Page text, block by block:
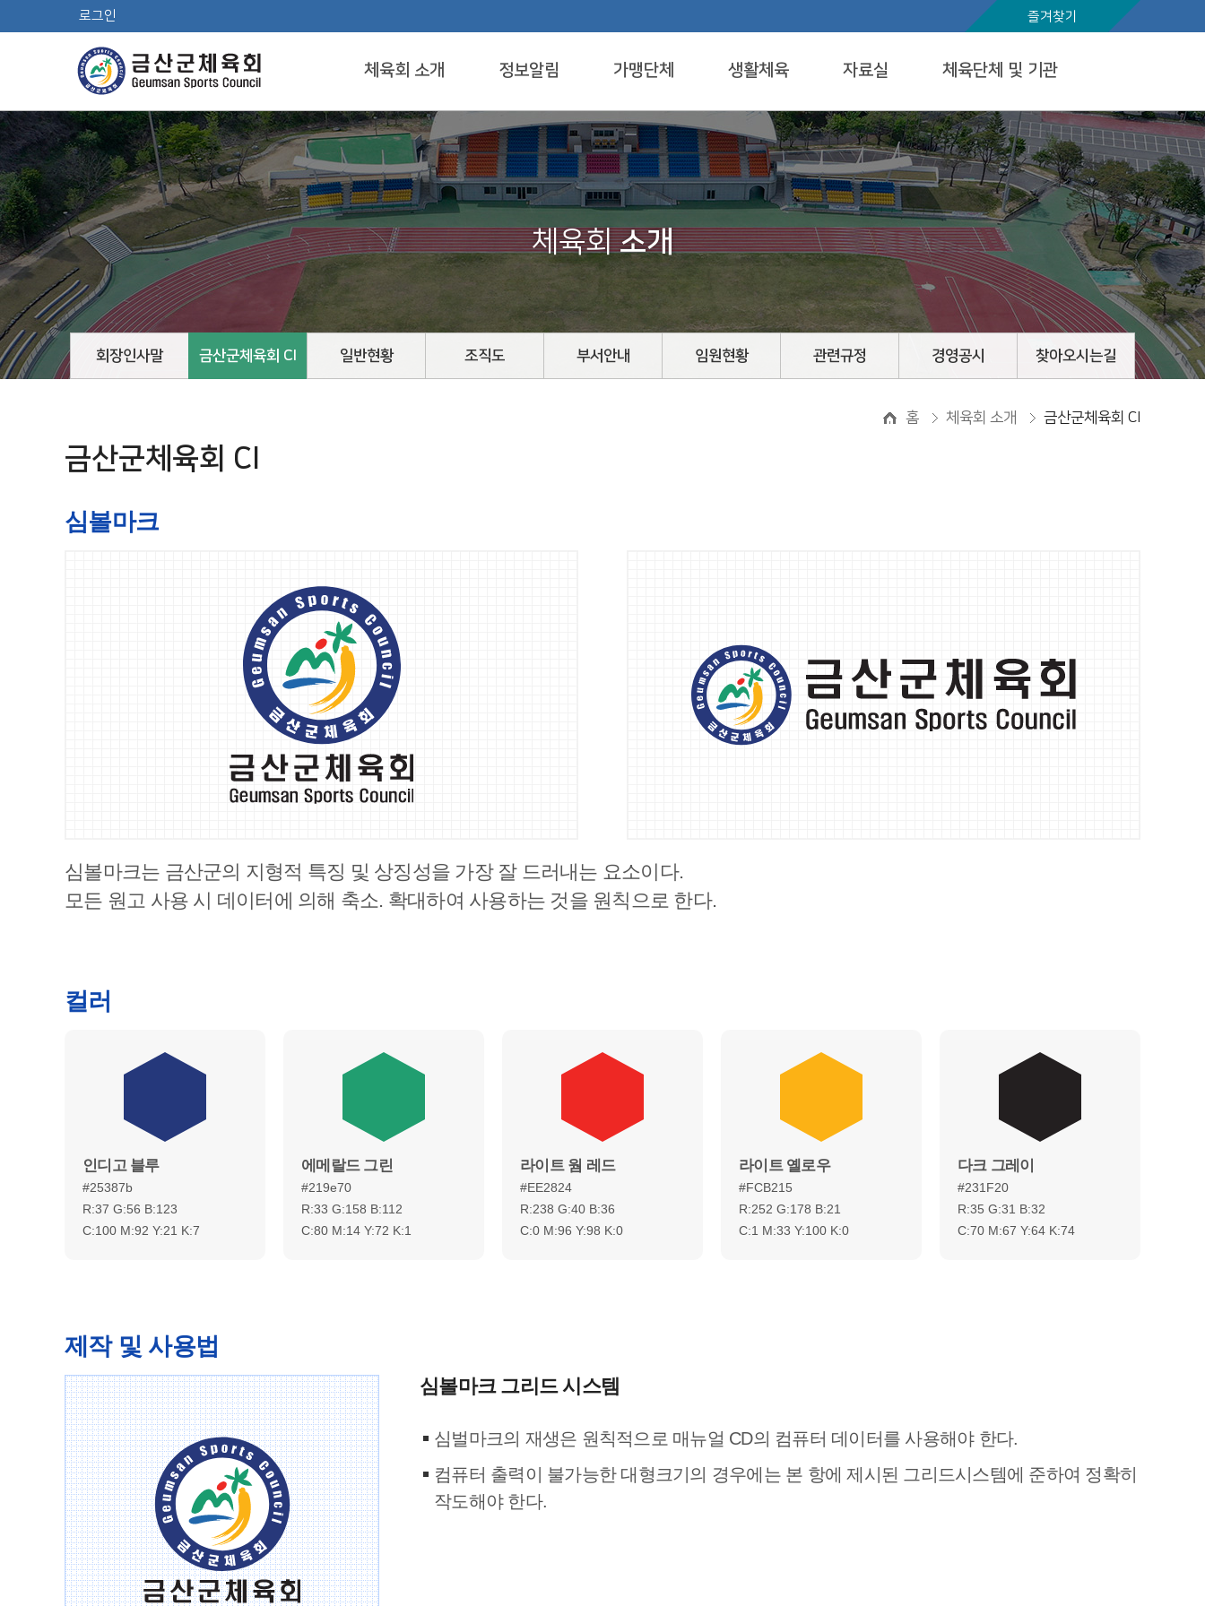
로그인 즐겨찾기
체육회 소개 정보알림 가맹단체 생활체육 자료실 체육단체 및 기관
체육회소개
회장인사말 금산군체육회 CI 일반현황 조직도 부서안내 임원현황 관련규정 경영공시 찾아오시는길
홈 체육회 소개 금산군체육회 CI
금산군체육회 CI
심볼마크
심볼마크는 금산군의 지형적 특징 및 상징성을 가장 잘 드러내는 요소이다.
모든 원고 사용 시 데이터에 의해 축소. 확대하여 사용하는 것을 원칙으로 한다.
컬러
인디고 블루
#25387b
R:37 G:56 B:123
C:100 M:92 Y:21 K:7
에메랄드 그린
#219e70
R:33 G:158 B:112
C:80 M:14 Y:72 K:1
라이트 웜 레드
#EE2824
R:238 G:40 B:36
C:0 M:96 Y:98 K:0
라이트 옐로우
#FCB215
R:252 G:178 B:21
C:1 M:33 Y:100 K:0
다크 그레이
#231F20
R:35 G:31 B:32
C:70 M:67 Y:64 K:74
제작 및 사용법
심볼마크 그리드 시스템
심벌마크의 재생은 원칙적으로 매뉴얼 CD의 컴퓨터 데이터를 사용해야 한다.
컴퓨터 출력이 불가능한 대형크기의 경우에는 본 항에 제시된 그리드시스템에 준하여 정확히
작도해야 한다.